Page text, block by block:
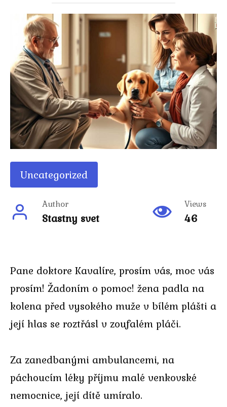
Uncategorized
Author
Stastny svet
Views
46
Pane doktore Kavalíre, prosím vás, moc vás
prosím! Žadoním o pomoc! žena padla na
kolena před vysokého muže v bílém plášti a
její hlas se roztřásl v zoufalém pláči.
Za zanedbanými ambulancemi, na
páchoucím léky příjmu malé venkovské
nemocnice, její dítě umíralo.